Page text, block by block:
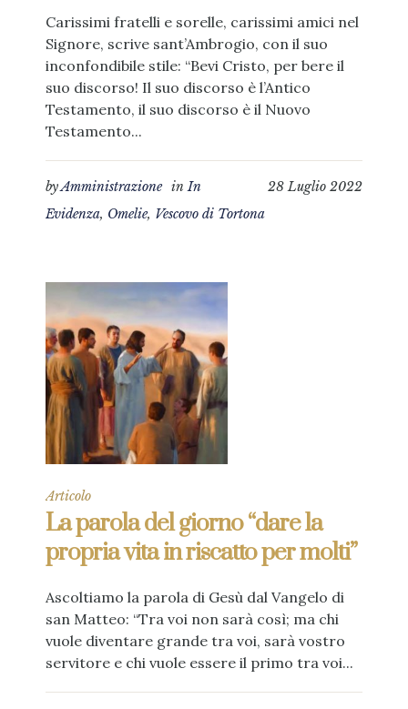
Carissimi fratelli e sorelle, carissimi amici nel
Signore, scrive sant’Ambrogio, con il suo
inconfondibile stile: “Bevi Cristo, per bere il
suo discorso! Il suo discorso è l’Antico
Testamento, il suo discorso è il Nuovo
Testamento...
28 Luglio 2022
byAmministrazione inIn
Evidenza, Omelie, Vescovo di Tortona
Articolo
La parola del giorno “dare la
propria vita in riscatto per molti”
Ascoltiamo la parola di Gesù dal Vangelo di
san Matteo: “Tra voi non sarà così; ma chi
vuole diventare grande tra voi, sarà vostro
servitore e chi vuole essere il primo tra voi...